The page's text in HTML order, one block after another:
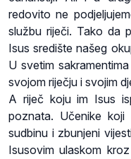
redovito ne
službu riječi. Tako da
Isus središte našeg
U svetim
svojom riječju i svojim
A riječ koju im Isus
poznata. Učenike
sudbinu i zbunjeni
Isusovim ulaskom